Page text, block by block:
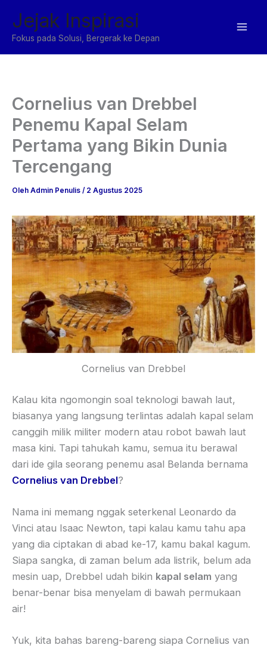
konten
Jejak Inspirasi
Fokus pada Solusi, Bergerak ke Depan
Cornelius van Drebbel
Penemu Kapal Selam
Pertama yang Bikin Dunia
Tercengang
Oleh Admin Penulis / 2 Agustus 2025
Cornelius van Drebbel
Kalau kita ngomongin soal teknologi bawah laut,
biasanya yang langsung terlintas adalah kapal selam
canggih milik militer modern atau robot bawah laut
masa kini. Tapi tahukah kamu, semua itu berawal
dari ide gila seorang penemu asal Belanda bernama
Cornelius van Drebbel?
Nama ini memang nggak seterkenal Leonardo da
Vinci atau Isaac Newton, tapi kalau kamu tahu apa
yang dia ciptakan di abad ke-17, kamu bakal kagum.
Siapa sangka, di zaman belum ada listrik, belum ada
mesin uap, Drebbel udah bikin kapal selam yang
benar-benar bisa menyelam di bawah permukaan
air!
Yuk, kita bahas bareng-bareng siapa Cornelius van